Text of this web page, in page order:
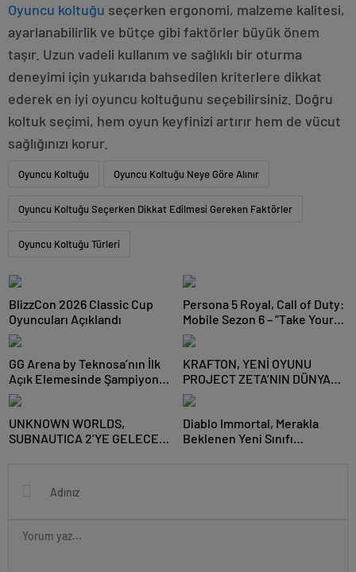
Oyuncu koltuğu seçerken ergonomi, malzeme kalitesi,
ayarlanabilirlik ve bütçe gibi faktörler büyük önem
taşır. Uzun vadeli kullanım ve sağlıklı bir oturma
deneyimi için yukarıda bahsedilen kriterlere dikkat
ederek en iyi oyuncu koltuğunu seçebilirsiniz. Doğru
koltuk seçimi, hem oyun keyfinizi artırır hem de vücut
sağlığınızı korur.
Oyuncu Koltuğu Oyuncu Koltuğu Neye Göre Alınır
Oyuncu Koltuğu Seçerken Dikkat Edilmesi Gereken Faktörler
Oyuncu Koltuğu Türleri
BlizzCon 2026 Classic Cup
Oyuncuları Açıklandı
Persona 5 Royal, Call of Duty:
Mobile Sezon 6 – “Take Your
Heart” ile Savaş Alanına
Sızıyor
GG Arena by Teknosa’nın İlk
Açık Elemesinde Şampiyon
Team Revival Oldu
KRAFTON, YENİ OYUNU
PROJECT ZETA’NIN DÜNYA
ÇAPINDAKİ İLK TOPLULUK
TESTİNİ DUYURDU
UNKNOWN WORLDS,
SUBNAUTICA 2’YE GELECEK
Diablo Immortal, Merakla
Beklenen Yeni Sınıfı